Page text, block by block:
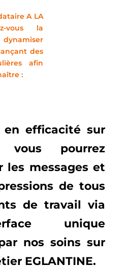
A LA
vous la
des
afin
:
en efficacité sur
pourrez
les messages et
de tous
de travail via
unique
nos soins sur
EGLANTINE.